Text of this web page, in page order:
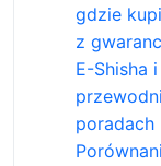
gdzie
z
E-Shisha
poradach